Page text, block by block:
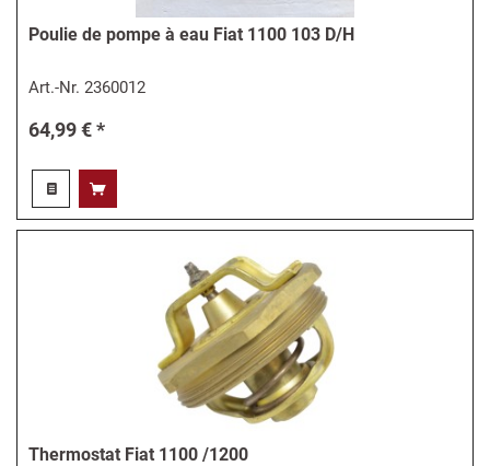
Poulie de pompe à eau Fiat 1100 103 D/H
Art.-Nr.2360012
64,99 € *
Thermostat Fiat 1100 /1200